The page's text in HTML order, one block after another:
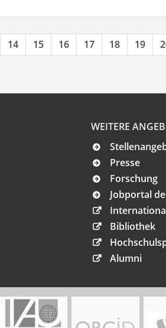
14 15 16 17 18 19
WEITERE
Presse
Forschung
Jobportal
Bibliothek
Alumni